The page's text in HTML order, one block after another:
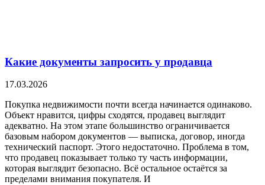
Какие документы запросить у продавца
17.03.2026
Покупка недвижимости почти всегда начинается одинаково.
Объект нравится, цифры сходятся, продавец выглядит
адекватно. На этом этапе большинство ограничивается
базовым набором документов — выписка, договор, иногда
технический паспорт. Этого недостаточно. Проблема в том,
что продавец показывает только ту часть информации,
которая выглядит безопасно. Всё остальное остаётся за
пределами внимания покупателя. И